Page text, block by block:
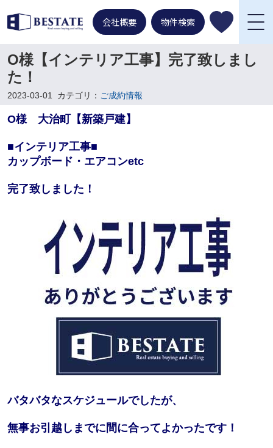
会社概要 物件検索
O様【インテリア工事】完了致しまし
た！
2023-03-01 カテゴリ： ご成約情報
O様 大治町【新築戸建】
■インテリア工事■
カップボード・エアコンetc
完了致しました！
バタバタなスケジュールでしたが、
無事お引越しまでに間に合ってよかったです！